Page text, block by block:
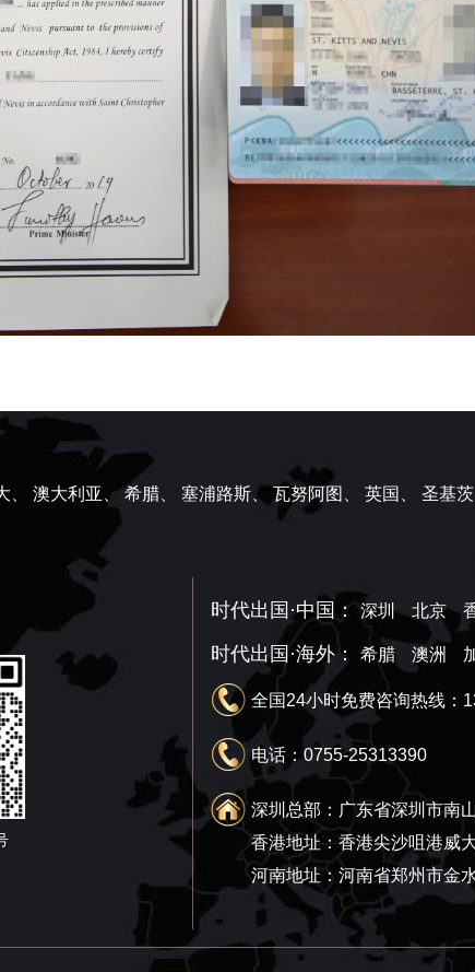
、 澳大利亚、 希腊、 塞浦路斯、 瓦努阿图、 英国、 圣基茨
时代出国·中国：深圳 北京
时代出国·海外：希腊 澳洲
全国24小时免费咨询热线：
电话：0755-25313390
深圳总部：广东省深圳市南
香港地址：香港尖沙咀港威
河南地址：河南省郑州市金